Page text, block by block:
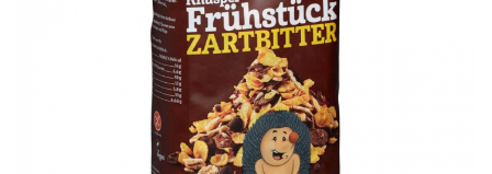
Ciocolata, cacao si cafea
Cafea bio din cereale